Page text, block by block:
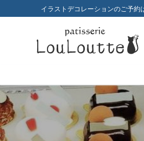
ン
ス
キ
ッ
プ
イラストデコレーションのご予